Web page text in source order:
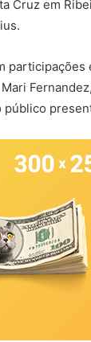
Cruz em
público